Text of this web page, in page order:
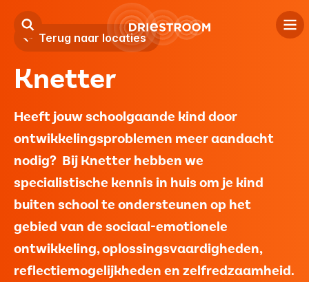
Kind
Jeugd
Volwassenen
Locaties
Over ons
Contact
Verwijzers
Terug naar locaties
Knetter
Heeft jouw schoolgaande kind door
ontwikkelingsproblemen meer aandacht
nodig? Bij Knetter hebben we
specialistische kennis in huis om je kind
buiten school te ondersteunen op het
gebied van de sociaal-emotionele
ontwikkeling, oplossingsvaardigheden,
reflectiemogelijkheden en zelfredzaamheid.